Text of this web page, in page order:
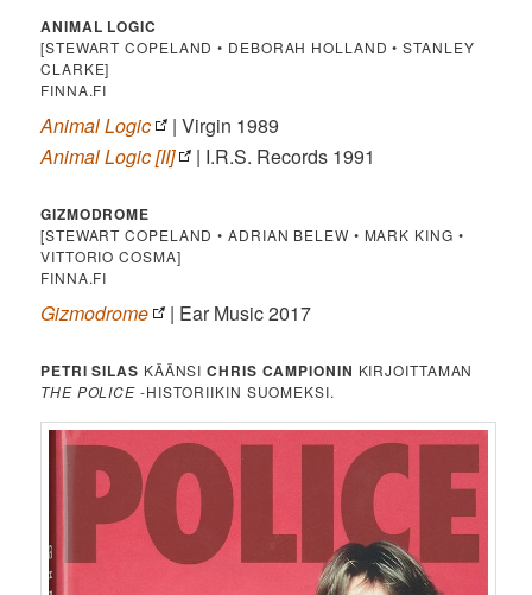
ANIMAL LOGIC
[STEWART COPELAND • DEBORAH HOLLAND • STANLEY
CLARKE]
FINNA.FI
Animal Logic
| Virgin 1989
Animal Logic [II]
| I.R.S. Records 1991
GIZMODROME
[STEWART COPELAND • ADRIAN BELEW • MARK KING •
VITTORIO COSMA]
FINNA.FI
Gizmodrome | Ear Music 2017
PETRI SILAS KÄÄNSICHRIS CAMPIONIN KIRJOITTAMAN
THE POLICE -HISTORIIKIN SUOMEKSI.